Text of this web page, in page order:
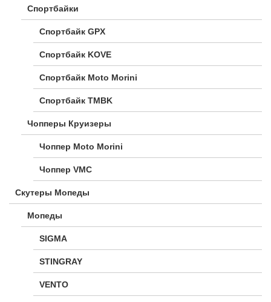
Спортбайки
Спортбайк GPX
Спортбайк KOVE
Спортбайк Moto Morini
Спортбайк TMBK
Чопперы Круизеры
Чоппер Moto Morini
Чоппер VMC
Скутеры Мопеды
Мопеды
SIGMA
STINGRAY
VENTO